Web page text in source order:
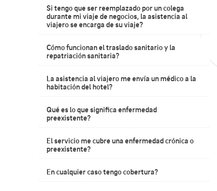
Si tengo que ser reemplazado por un colega
durante mi viaje de negocios, la asistencia al
viajero se encarga de su viaje?
Cómo funcionan el traslado sanitario y la
repatriación sanitaria?
La asistencia al viajero me envía un médico a la
habitación del hotel?
Qué es lo que significa enfermedad
preexistente?
El servicio me cubre una enfermedad crónica o
preexistente?
En cualquier caso tengo cobertura?